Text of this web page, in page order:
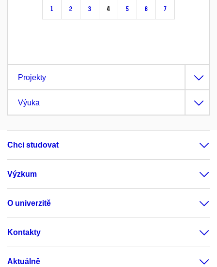
1 2 3 4 5 6 7
Projekty
Výuka
Chci studovat
Výzkum
O univerzitě
Kontakty
Aktuálně